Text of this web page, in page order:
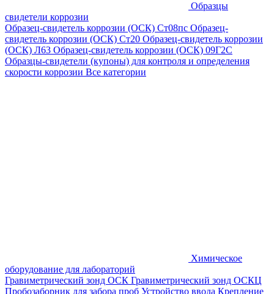
Образцы
свидетели коррозии
Образец-свидетель коррозии (ОСК) Ст08пс Образец-
свидетель коррозии (ОСК) Ст20 Образец-свидетель коррозии
(ОСК) Л63 Образец-свидетель коррозии (ОСК) 09Г2С
Образцы-свидетели (купоны) для контроля и определения
скорости коррозии Все категории
Химическое
оборудование для лабораторий
Гравиметрический зонд ОСК Гравиметрический зонд ОСКЦ
Пробозаборник для забора проб Устройство ввода Крепление